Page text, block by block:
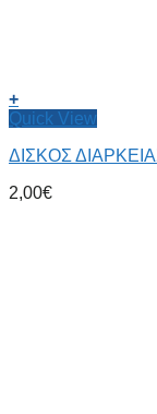
+
Quick View
ΔΙΣΚΟΣ
2,00€